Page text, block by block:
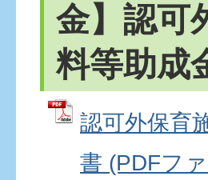
金】認可
料等助成
認可外保育
書 (PDFフ